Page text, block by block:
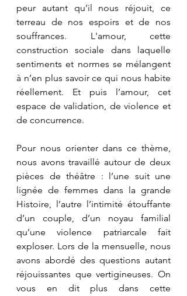
peur autant qu’il nous réjouit, ce
terreau de nos espoirs et de nos
souffrances. L'amour, cette
construction sociale dans laquelle
sentiments et normes se mélangent
à n’en plus savoir ce qui nous habite
réellement. Et puis l’amour, cet
espace de validation, de violence et
de concurrence.
Pour nous orienter dans ce thème,
nous avons travaillé autour de deux
pièces de théâtre : l’une suit une
lignée de femmes dans la grande
Histoire, l’autre l’intimité étouffante
d’un couple, d’un noyau familial
qu’une violence patriarcale fait
exploser. Lors de la mensuelle, nous
avons abordé des questions autant
réjouissantes que vertigineuses. On
vous en dit plus dans cette